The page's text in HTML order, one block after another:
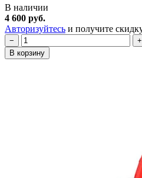
В наличии
4 600 руб.
Авторизуйтесь и получите
−
+
В корзину